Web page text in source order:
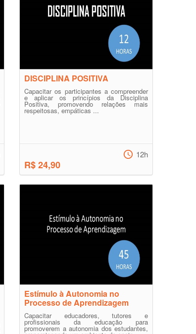
DISCIPLINA POSITIVA
Capacitar os participantes a compreender
e aplicar os princípios da Disciplina
Positiva, promovendo relações mais
respeitosas, empáticas ...
R$ 24,90
12h
Estímulo à Autonomia no
Processo de Aprendizagem
Capacitar educadores, tutores e
profissionais da educação para
promoverem a autonomia dos estudantes,